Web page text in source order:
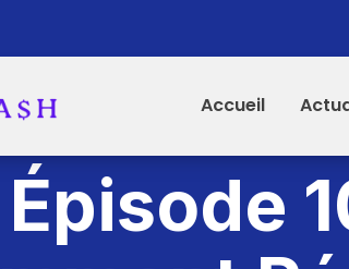
Accueil
Épisode